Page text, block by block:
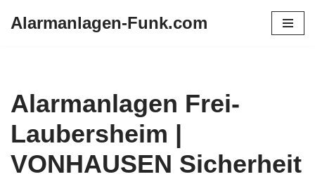
Alarmanlagen-Funk.com
Alarmanlagen Frei-
Laubersheim |
VONHAUSEN Sicherheit